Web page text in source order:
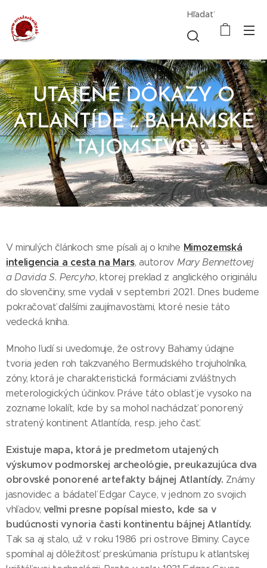
Hľadať
UTAJENÉ DÔKAZY O
ATLANTÍDE ... BAHAMSKÉ
TAJOMSTVO
11.05.2022
V minulých článkoch sme písali aj o knihe Mimozemská
inteligencia a cesta na Mars, autorov Mary Bennettovej
a Davida S. Percyho, ktorej preklad z anglického originálu
do slovenčiny, sme vydali v septembri 2021. Dnes budeme
pokračovať ďalšími zaujímavosťami, ktoré nesie táto
vedecká kniha.
Mnoho ľudí si uvedomuje, že ostrovy Bahamy údajne
tvoria jeden roh takzvaného Bermudského trojuholníka,
zóny, ktorá je charakteristická formáciami zvláštnych
meterologických účinkov. Práve táto oblasť je vysoko na
zozname lokalít, kde by sa mohol nachádzať ponorený
stratený kontinent Atlantída, resp. jeho časť.
Existuje mapa, ktorá je predmetom utajených
výskumov podmorskej archeológie, preukazujúca dva
obrovské ponorené artefakty bájnej Atlantídy. Známy
jasnovidec a bádateľ Edgar Cayce, v jednom zo svojich
vhľadov,veľmi presne popísal miesto, kde sa v
budúcnosti vynoria časti kontinentu bájnej Atlantídy.
Tak sa aj stalo, už v roku 1986 pri ostrove Biminy. Cayce
spomínal aj dôležitosť preskúmania prístupu k atlantskej